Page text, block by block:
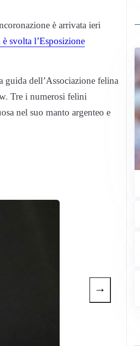
è arrivata ieri
svolta l’Esposizione
guida dell’Associazione felina
Tre i numerosi felini
nel suo manto argenteo e
→